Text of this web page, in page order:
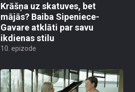
Krāšņa uz skatuves, bet
mājās? Baiba Sipeniece-
Gavare atklāti par savu
ikdienas stilu
10. epizode